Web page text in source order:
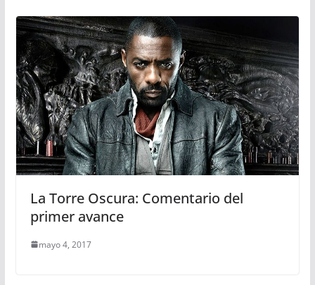
La Torre Oscura: Comentario del
primer avance
mayo 4, 2017